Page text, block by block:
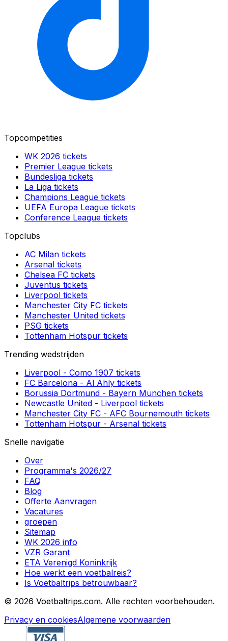
Topcompetities
WK 2026 tickets
Premier League tickets
Bundesliga tickets
La Liga tickets
Champions League tickets
UEFA Europa League tickets
Conference League tickets
Topclubs
AC Milan tickets
Arsenal tickets
Chelsea FC tickets
Juventus tickets
Liverpool tickets
Manchester City FC tickets
Manchester United tickets
PSG tickets
Tottenham Hotspur tickets
Trending wedstrijden
Liverpool - Como 1907 tickets
FC Barcelona - Al Ahly tickets
Borussia Dortmund - Bayern Munchen tickets
Newcastle United - Liverpool tickets
Manchester City FC - AFC Bournemouth tickets
Tottenham Hotspur - Arsenal tickets
Snelle navigatie
Over
Programma's 2026/27
FAQ
Blog
Offerte Aanvragen
Vacatures
groepen
Sitemap
WK 2026 info
VZR Garant
ETA Verenigd Koninkrijk
Hoe werkt een voetbalreis?
Is Voetbaltrips betrouwbaar?
© 2026 Voetbaltrips.com. Alle rechten voorbehouden.
Privacy en cookiesAlgemene voorwaarden